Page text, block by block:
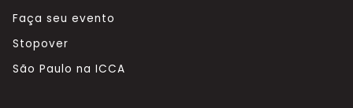
Faça seu evento
Stopover
São Paulo na ICCA